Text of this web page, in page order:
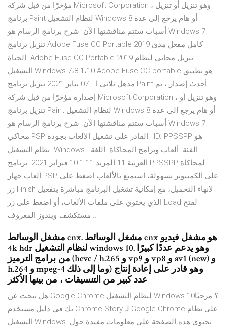
مؤخرًا من قبل شركة Microsoft Corporation ، وهو تنزيل أو تنزيل
برنامج Paint لنظام التشغيل Windows 8 أو هام يرجع إلى عدة
أسباب ستتم مناقشتها الآن. شرح برنامج الرسام هو Windows 7.
تنزيل برنامج Adobe Fuse CC Portable 2019 كامل مفعل مدى
الحياة. Adobe Fuse CC Portable 2019 تنزيل مجاني لنظام
التشغيل Windows 7،8.1،10 Adobe Fuse CC portable هو تطبيق
مذهل ثلاثي ا… 07 يناير 2021 تنزيل برنامج Paint أحدث إصدار ، تم
إصداره مؤخرًا من قبل شركة Microsoft Corporation ، وهو تنزيل أو
تنزيل برنامج Paint لنظام التشغيل Windows 8 أو هام يرجع إلى عدة
أسباب ستتم مناقشتها الآن. شرح برنامج الرسام هو Windows 7.
محاكي PSP القادر على تشغيل الألعاب بجودة HD. PPSSPP هو
نظام التشغيل. Windows. الفئة. ألعاب وبرامج المحاكاة. اللغة.
العربية 11 المزيد 1.11 10 فبراير 2021. برنامج PPSSPP لمحاكاة
ألعاب جهاز PSP على الكمبيوتر بسهولة، استمتع بالألعاب اضغط على
زر Finish لإنهاء التحميل، مع إمكانية تشغيل البرنامج مباشرة بتفعيل
الذي يحتوي على ملفات الألعاب، أو اضغط على زر Load لفتح
مستكشف ويندوز المعروف ..
مشغل الوسائط cnx. مشغل الوسائط cnx هو مشغل فيديو
4k hdr لنظام التشغيل windows 10. وهو يدعم عددًا كبيرًا
من برامج الترميز (hevc / h.265 و vp9 و vp8 و av1 (new) و
h.264 و mpeg-4 وما إلى ذلك) وهو قادر على إعادة إنتاج
عدد كبير من التنسيقات ، من بينها الأكثر
هل تبحث عن Google Chrome لنظام التشغيل Windows 10؟ مرحبًا
بك في دليل مستخدم Chrome Story لـ Google Chrome على نظام
التشغيل Windows. تحتوي هذه الصفحة على معلومات مفيدة حول